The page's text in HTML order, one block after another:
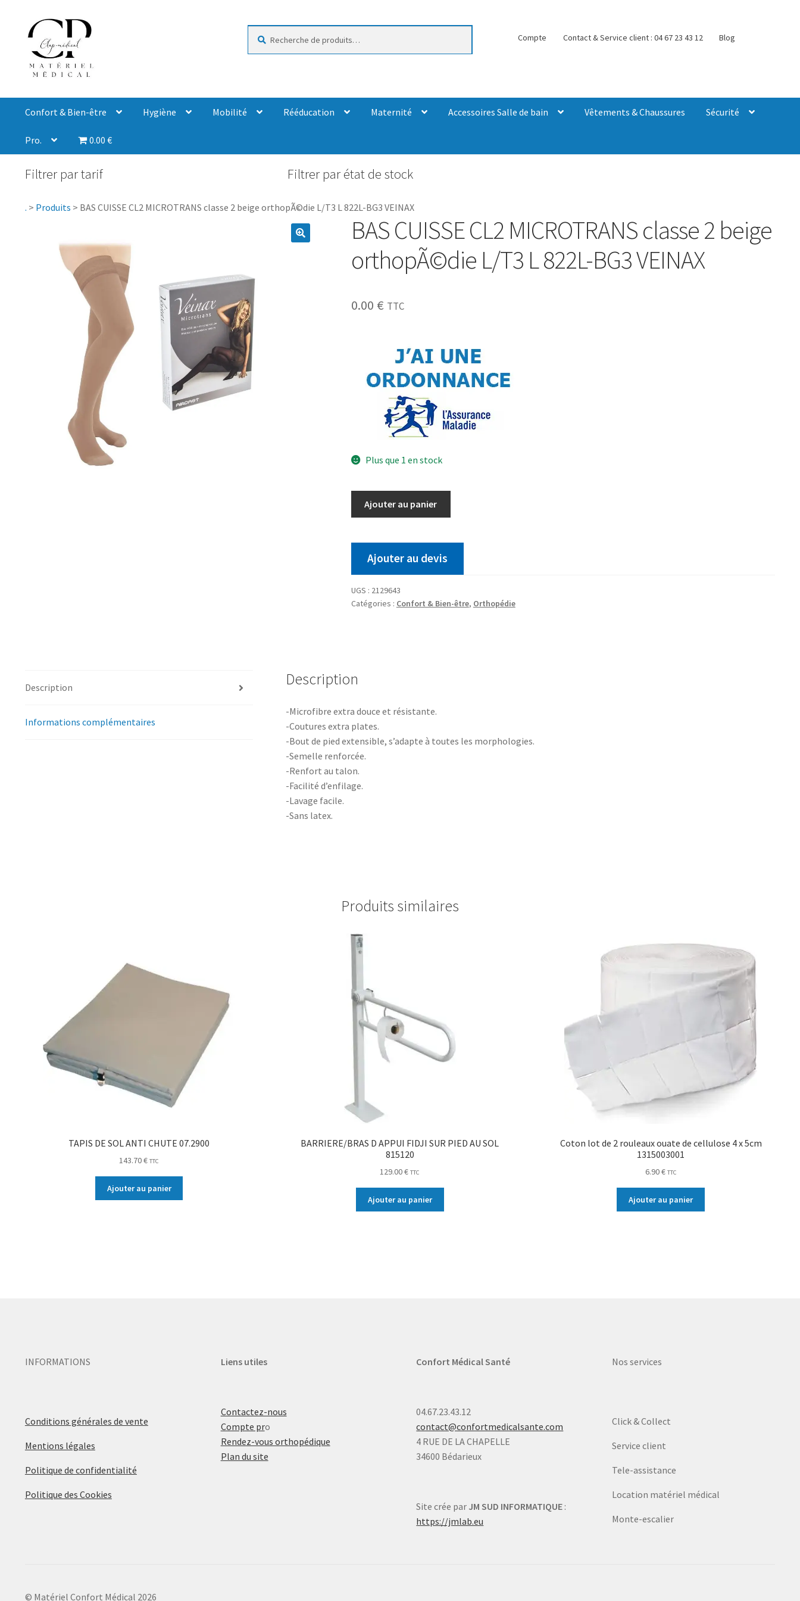
Compte Contact & Service client : 04 67 23 43 12 Blog
Confort & Bien-être Hygiène Mobilité Rééducation Maternité Accessoires Salle de bain Vêtements & Chaussures Sécurité
Pro. 0.00 €
Filtrer par tarif Filtrer par état de stock
. > Produits > BAS CUISSE CL2 MICROTRANS classe 2 beige orthopÃ©die L/T3 L 822L-BG3 VEINAX
BAS CUISSE CL2 MICROTRANS classe 2 beige
orthopÃ©die L/T3 L 822L-BG3 VEINAX
0.00 € TTC
Plus que 1 en stock
Ajouter au panier
Ajouter au devis
UGS : 2129643
Catégories : Confort & Bien-être, Orthopédie
Description
Informations complémentaires
Description
-Microfibre extra douce et résistante.
-Coutures extra plates.
-Bout de pied extensible, s’adapte à toutes les morphologies.
-Semelle renforcée.
-Renfort au talon.
-Facilité d’enfilage.
-Lavage facile.
-Sans latex.
Produits similaires
TAPIS DE SOL ANTI CHUTE 07.2900
143.70€ TTC
Ajouter au panier
BARRIERE/BRAS D APPUI FIDJI SUR PIED AU SOL
815120
129.00€ TTC
Ajouter au panier
Coton lot de 2 rouleaux ouate de cellulose 4 x 5cm
1315003001
6.90€ TTC
Ajouter au panier
INFORMATIONS
Conditions générales de vente
Mentions légales
Politique de confidentialité
Politique des Cookies
Liens utiles
Contactez-nous
Compte pro
Rendez-vous orthopédique
Plan du site
Confort Médical Santé
04.67.23.43.12
contact@confortmedicalsante.com
4 RUE DE LA CHAPELLE
34600 Bédarieux
Site crée par JM SUD INFORMATIQUE :
https://jmlab.eu
Nos services
Click & Collect
Service client
Tele-assistance
Location matériel médical
Monte-escalier
© Matériel Confort Médical 2026